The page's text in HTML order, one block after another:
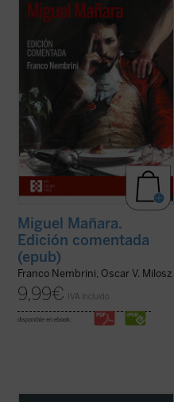
que Harold Bloom a Shakespeare, nos
introduce en el Miguel Mañara de Milosz --
obra basada en el personaje histórico que
inspiró el mito de don Juan-- de forma
apasionada, mostrando cómo en los ...
ficha)
Miguel Mañara.
Edición comentada
(epub)
Franco Nembrini, Oscar V. Milosz
9,99€ IVA incluido
disponible en ebook: